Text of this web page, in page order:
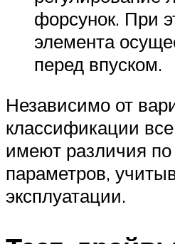
форсунок. При
элемента
перед впуском.
Независимо от
классификации
имеют различия
параметров,
эксплуатации.